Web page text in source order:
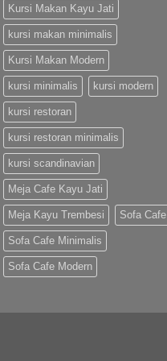
Kursi Makan Kayu Jati
kursi makan minimalis
Kursi Makan Modern
kursi minimalis kursi modern
kursi restoran
kursi restoran minimalis
kursi scandinavian
Meja Cafe Kayu Jati
Meja Kayu Trembesi Sofa Cafe
Sofa Cafe Minimalis
Sofa Cafe Modern